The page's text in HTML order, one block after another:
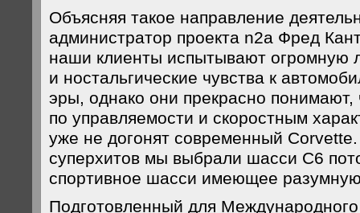
Объясняя такое направление
администратор проекта n2a Фред
наши клиенты испытывают огромную
и ностальгические чувства к
эры, однако они прекрасно
по управляемости и скоростным
уже не догонят современный
суперхитов мы выбрали шасси С6
спортивное шасси имеющее
Подготовленный для